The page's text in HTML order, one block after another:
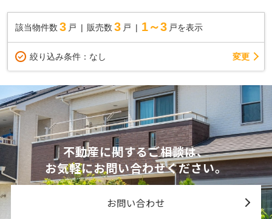
該当物件数 3 戸 販売数 3 戸 1～3 戸を表示
絞り込み条件： なし 変更
不動産に関するご相談は、
お気軽にお問い合わせください。
お問い合わせ